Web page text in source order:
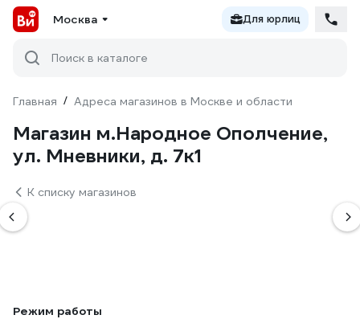
Москва Для юрлиц
Поиск в каталоге
Главная / Адреса магазинов в Москве и области
Магазин м.Народное Ополчение,
ул. Мневники, д. 7к1
К списку магазинов
Режим работы